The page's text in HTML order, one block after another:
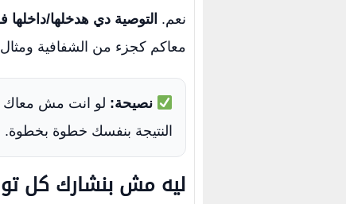
نعم. التوصية دي هدخلها/
معاكم كجزء من الشفافية
نصيحة: لو انت مش معاك
النتيجة بنفسك خطوة بخطوة.
ليه مش بنشارك كل